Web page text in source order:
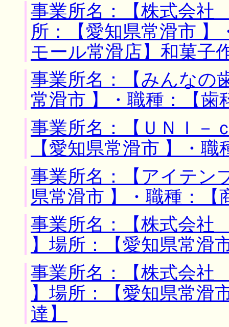
事業所名：【株式会
所：【愛知県常滑市
モール常滑店】和菓子
事業所名：【みんなの
常滑市 】・職種：【歯
事業所名：【ＵＮＩ－
【愛知県常滑市 】・
事業所名：【アイテ
県常滑市 】・職種：
事業所名：【株式会
】場所：【愛知県常滑
事業所名：【株式会
】場所：【愛知県常滑
達】